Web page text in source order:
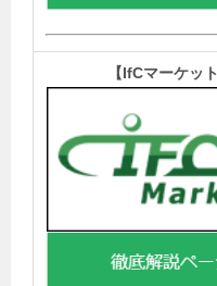
【IfCマーケット